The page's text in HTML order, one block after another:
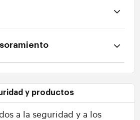
y productos
a la seguridad y a los